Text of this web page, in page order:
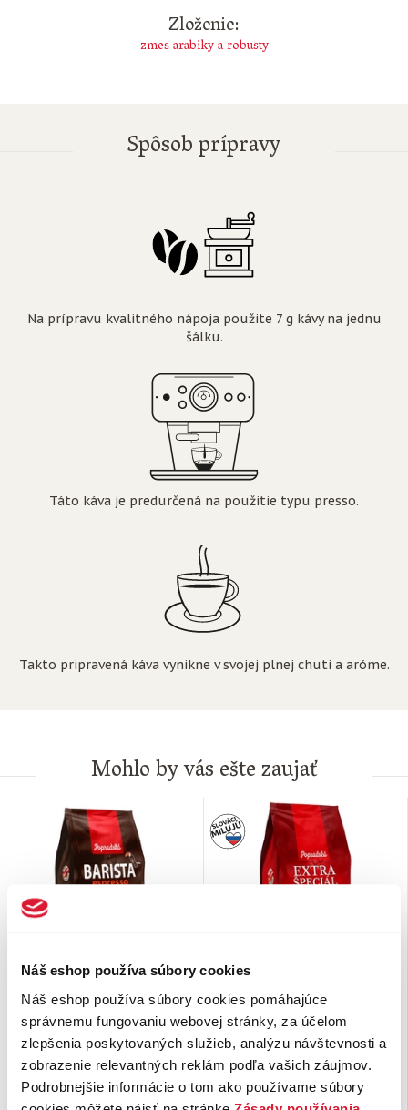
Náš eshop používa súbory cookies
Náš eshop používa súbory cookies pomáhajúce
správnemu fungovaniu webovej stránky, za účelom
zlepšenia poskytovaných služieb, analýzu návštevnosti a
zobrazenie relevantných reklám podľa vašich záujmov.
Podrobnejšie informácie o tom ako používame súbory
Zloženie:
zmes arabiky a robusty
Spôsob prípravy
Na prípravu kvalitného nápoja použite 7 g kávy na jednu
šálku.
Táto káva je predurčená na použitie typu presso.
Takto pripravená káva vynikne v svojej plnej chuti a aróme.
Mohlo by vás ešte zaujať
Zrnková káva BARISTA
espresso 500 g
ObľúbenáBARISTA espresso
prichádza s vylepšenou
receptúrou. Zachováva si svoju
intenzívnu chuť a výraznú arómu,
Zrnková káva Extra
špeciál espresso 250 g
Pražená zrnková káva, 100%
arabika. Extra špeciál espresso je
zmesou odrôd káv arabika. V
šálke …